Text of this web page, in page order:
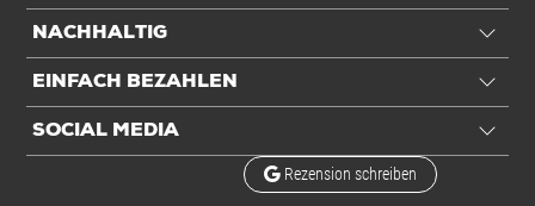
Inhalt
60 St./Ve
Stück: 60 VE / 244.800 kg
Alle Angaben ohne Gewähr, Druckfehler vorbehalten.
NACHHALTIG
EINFACH BEZAHLEN
SOCIAL MEDIA
Rezension schreiben